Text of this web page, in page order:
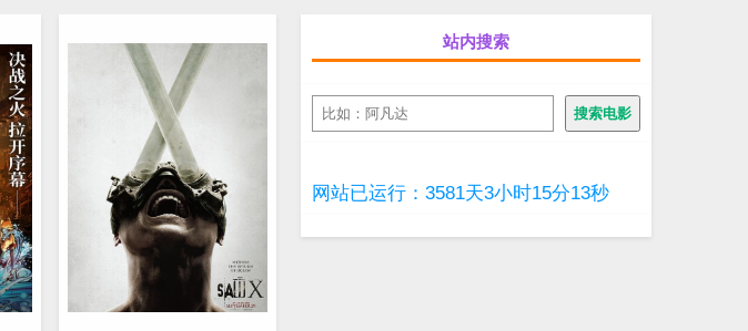
站内搜索
搜
索
搜索电影
网站已运行：3581天3小时15分15秒